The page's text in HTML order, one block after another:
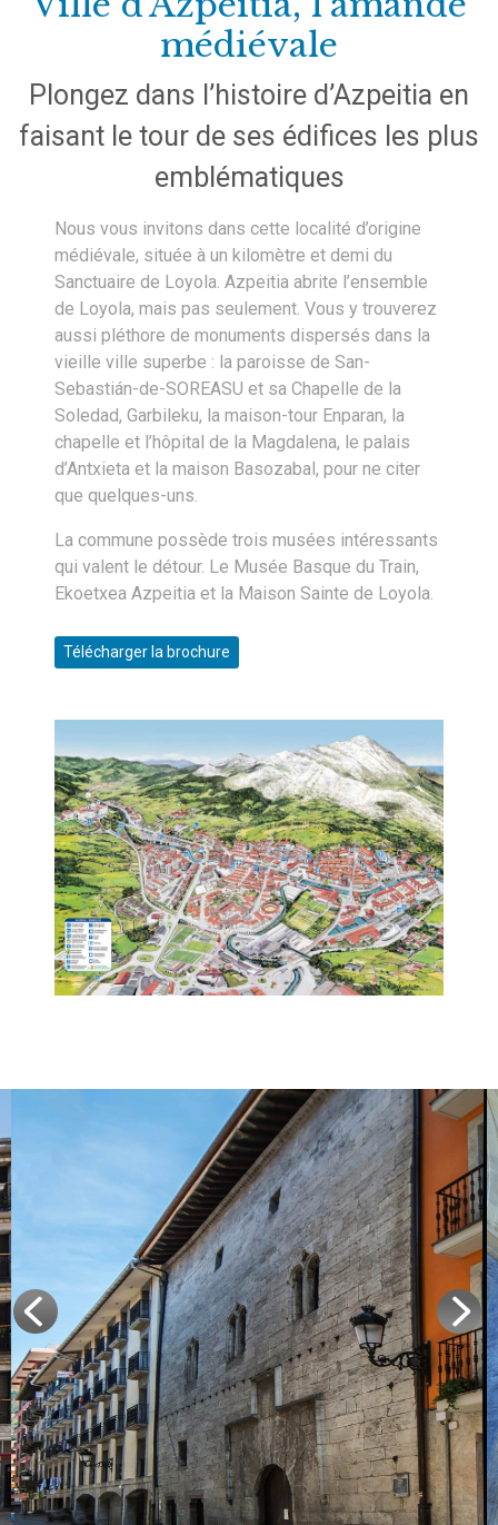
médiévale
Plongez dans l’histoire d’Azpeitia en
faisant le tour de ses édifices les plus
emblématiques
Nous vous invitons dans cette localité d’origine
médiévale, située à un kilomètre et demi du
Sanctuaire de Loyola. Azpeitia abrite l’ensemble
de Loyola, mais pas seulement. Vous y trouverez
aussi pléthore de monuments dispersés dans la
vieille ville superbe : la paroisse de San-
Sebastián-de-SOREASU et sa Chapelle de la
Soledad, Garbileku, la maison-tour Enparan, la
chapelle et l’hôpital de la Magdalena, le palais
d’Antxieta et la maison Basozabal, pour ne citer
que quelques-uns.
La commune possède trois musées intéressants
qui valent le détour. Le Musée Basque du Train,
Ekoetxea Azpeitia et la Maison Sainte de Loyola.
Télécharger la brochure